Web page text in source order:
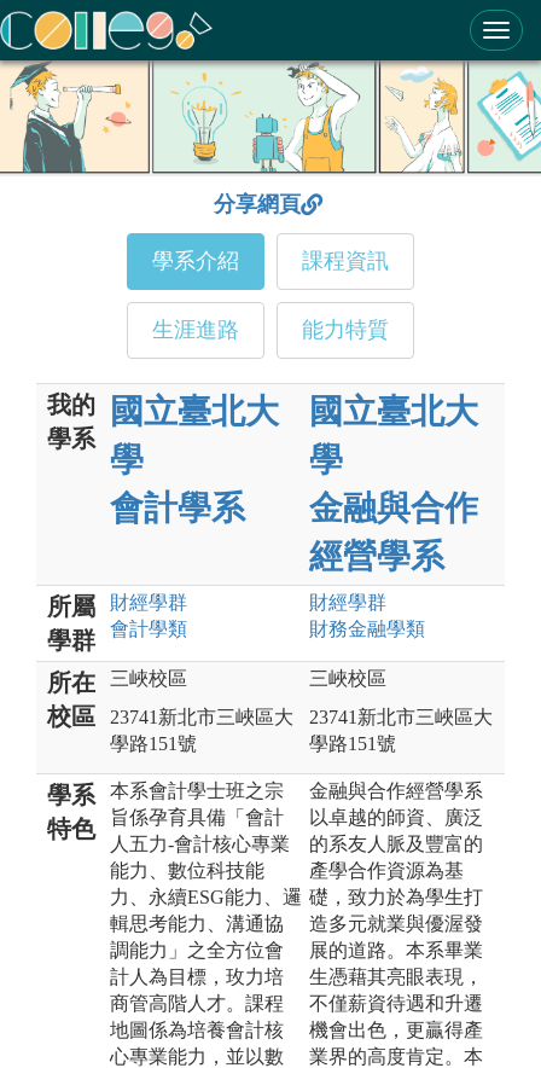
ColleGo! 大學選才與高中育才輔助系統
分享網頁
學系介紹 課程資訊
生涯進路 能力特質
我的
學系
國立臺北大
學
會計學系
國立臺北大
學
金融與合作
經營學系
所屬
學群
財經學群
會計學類
財經學群
財務金融學類
所在
校區
三峽校區
23741新北市三峽區大
學路151號
三峽校區
23741新北市三峽區大
學路151號
學系
特色
本系會計學士班之宗
旨係孕育具備「會計
人五力-會計核心專業
能力、數位科技能
力、永續ESG能力、邏
輯思考能力、溝通協
調能力」之全方位會
計人為目標，玫力培
商管高階人才。課程
地圖係為培養會計核
心專業能力，並以數
金融與合作經營學系
以卓越的師資、廣泛
的系友人脈及豐富的
產學合作資源為基
礎，致力於為學生打
造多元就業與優渥發
展的道路。本系畢業
生憑藉其亮眼表現，
不僅薪資待遇和升遷
機會出色，更贏得產
業界的高度肯定。本